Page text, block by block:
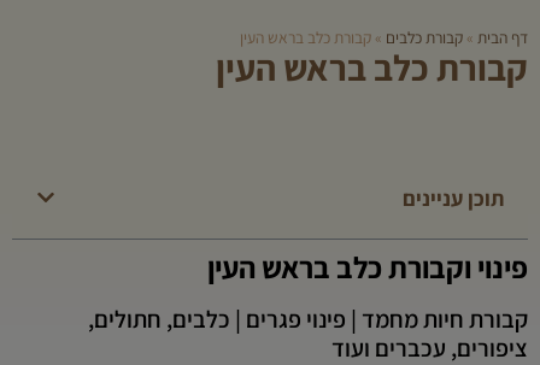
דף הבית » קבורת כלבים » קבורת כלב בראש העין
קבורת כלב בראש העין
תוכן עניינים
פינוי וקבורת כלב בראש העין
קבורת חיות מחמד | פינוי פגרים | כלבים, חתולים,
ציפורים, עכברים ועוד